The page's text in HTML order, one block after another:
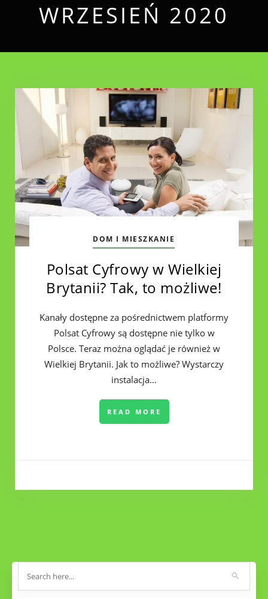
WRZESIEŃ 2020
DOM I MIESZKANIE
Polsat Cyfrowy w Wielkiej
Brytanii? Tak, to możliwe!
Kanały dostępne za pośrednictwem platformy
Polsat Cyfrowy są dostępne nie tylko w
Polsce. Teraz można oglądać je również w
Wielkiej Brytanii. Jak to możliwe? Wystarczy
instalacja…
READ MORE